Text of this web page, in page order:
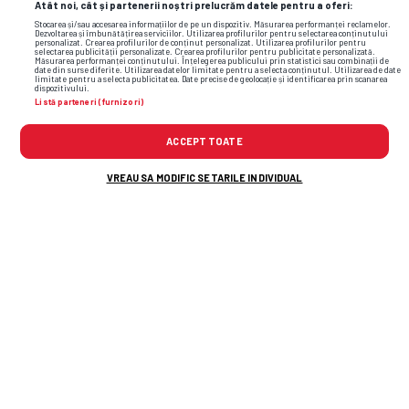
Atât noi, cât și partenerii noștri prelucrăm datele pentru a oferi:
Stocarea și/sau accesarea informațiilor de pe un dispozitiv. Măsurarea performanței reclamelor.
Dezvoltarea și îmbunătățirea serviciilor. Utilizarea profilurilor pentru selectarea conținutului
personalizat. Crearea profilurilor de conținut personalizat. Utilizarea profilurilor pentru
selectarea publicității personalizate. Crearea profilurilor pentru publicitate personalizată.
Măsurarea performanței conținutului. Înțelegerea publicului prin statistici sau combinații de
date din surse diferite. Utilizarea datelor limitate pentru a selecta conținutul. Utilizarea de date
limitate pentru a selecta publicitatea. Date precise de geolocație și identificarea prin scanarea
dispozitivului.
Listă parteneri (furnizori)
ACCEPT TOATE
VREAU SA MODIFIC SETARILE INDIVIDUAL